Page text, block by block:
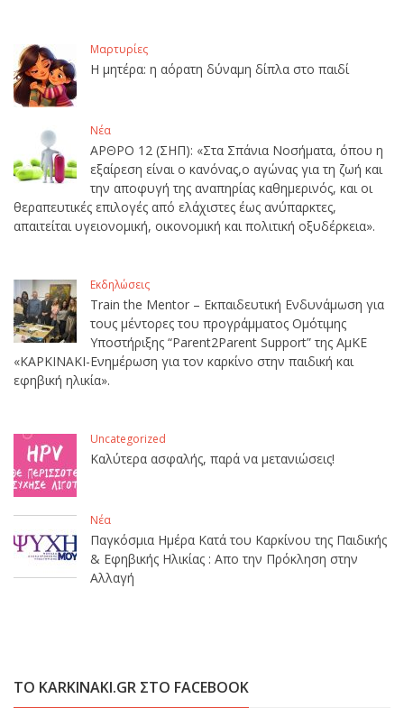
Μαρτυρίες
Η μητέρα: η αόρατη δύναμη δίπλα στο παιδί
Νέα
ΑΡΘΡΟ 12 (ΣΗΠ): «Στα Σπάνια Νοσήματα, όπου η
εξαίρεση είναι ο κανόνας,ο αγώνας για τη ζωή και
την αποφυγή της αναπηρίας καθημερινός, και οι
θεραπευτικές επιλογές από ελάχιστες έως ανύπαρκτες,
απαιτείται υγειονομική, οικονομική και πολιτική οξυδέρκεια».
Εκδηλώσεις
Train the Mentor – Εκπαιδευτική Ενδυνάμωση για
τους μέντορες του προγράμματος Ομότιμης
Υποστήριξης “Parent2Parent Support” της ΑμΚΕ
«ΚΑΡΚΙΝΑΚΙ-Ενημέρωση για τον καρκίνο στην παιδική και
εφηβική ηλικία».
Uncategorized
Καλύτερα ασφαλής, παρά να μετανιώσεις!
Νέα
Παγκόσμια Ημέρα Κατά του Καρκίνου της Παιδικής
& Εφηβικής Ηλικίας : Απο την Πρόκληση στην
Αλλαγή
ΤΟ KARKINAKI.GR ΣΤΟ FACEBOOK